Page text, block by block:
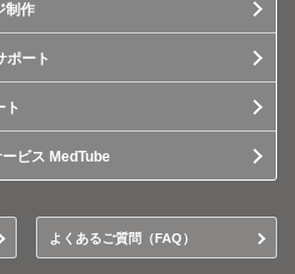
制作
ポート
ト
ビス MedTube
よくあるご質問（FAQ）